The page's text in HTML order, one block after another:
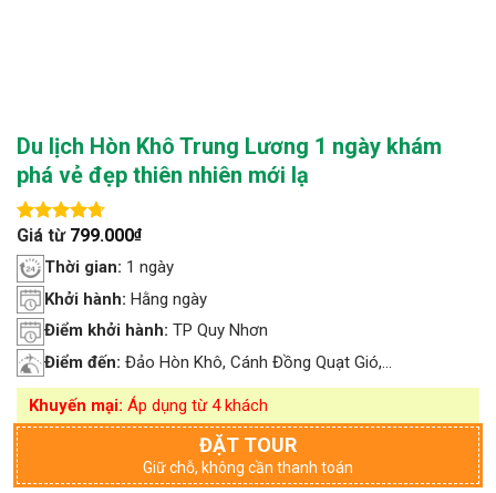
Du lịch Hòn Khô Trung Lương 1 ngày khám
phá vẻ đẹp thiên nhiên mới lạ
4.72 trên 5
dựa trên
18
đánh giá
Giá từ 799.000₫
Thời gian: 1 ngày
Khởi hành: Hằng ngày
Điểm khởi hành: TP Quy Nhơn
Điểm đến: Đảo Hòn Khô, Cánh Đồng Quạt Gió,...
Khuyến mại: Áp dụng từ 4 khách
ĐẶT TOUR
Giữ chỗ, không cần thanh toán